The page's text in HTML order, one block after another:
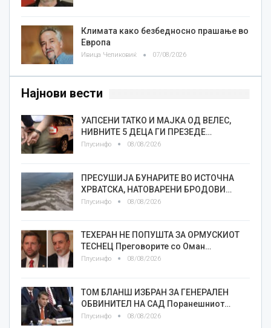
Климата како безбедносно прашање во
Европа
Ивица Челиковиќ 07/08/2026
Најнови вести
УАПСЕНИ ТАТКО И МАЈКА ОД ВЕЛЕС,
НИВНИТЕ 5 ДЕЦА ГИ ПРЕЗЕДЕ…
Плусинфо 08/08/2026
ПРЕСУШИЈА БУНАРИТЕ ВО ИСТОЧНА
ХРВАТСКА, НАТОВАРЕНИ БРОДОВИ…
Плусинфо 08/08/2026
ТЕХЕРАН НЕ ПОПУШТА ЗА ОРМУСКИОТ
ТЕСНЕЦ Преговорите со Оман…
Плусинфо 08/08/2026
ТОМ БЛАНШ ИЗБРАН ЗА ГЕНЕРАЛЕН
ОБВИНИТЕЛ НА САД Поранешниот…
Плусинфо 08/08/2026